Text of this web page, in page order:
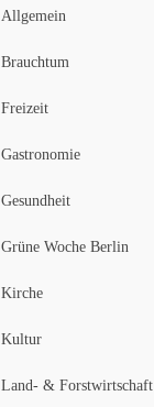
Allgemein
Brauchtum
Freizeit
Gastronomie
Gesundheit
Grüne Woche Berlin
Kirche
Kultur
Land- & Forstwirtschaft